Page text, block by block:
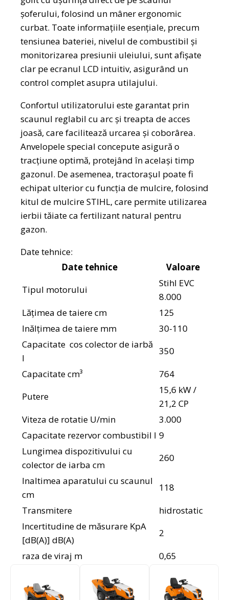
șoferului, folosind un mâner ergonomic
curbat. Toate informațiile esențiale, precum
tensiunea bateriei, nivelul de combustibil și
monitorizarea presiunii uleiului, sunt afișate
clar pe ecranul LCD intuitiv, asigurând un
control complet asupra utilajului.
Confortul utilizatorului este garantat prin
scaunul reglabil cu arc și treapta de acces
joasă, care facilitează urcarea și coborârea.
Anvelopele special concepute asigură o
tracțiune optimă, protejând în același timp
gazonul. De asemenea, tractorașul poate fi
echipat ulterior cu funcția de mulcire, folosind
kitul de mulcire STIHL, care permite utilizarea
ierbii tăiate ca fertilizant natural pentru
gazon.
Date tehnice:
Date tehnice
Valoare
Tipul motorului
Stihl EVC
8.000
Lățimea de taiere cm
125
Inălțimea de taiere mm
30-110
Capacitate cos colector de iarbă
l
350
Capacitate cm³
764
Putere
15,6 kW /
21,2 CP
Viteza de rotatie U/min
3.000
Capacitate rezervor combustibil l 9
Lungimea dispozitivului cu
colector de iarba cm
260
Inaltimea aparatului cu scaunul
cm
118
Transmitere
hidrostatic
Incertitudine de măsurare KpA
[dB(A)] dB(A)
2
raza de viraj m
0,65